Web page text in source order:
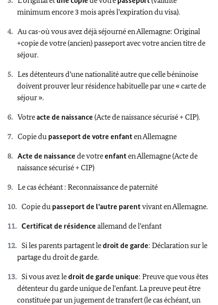
minimum encore 3 mois après l’expiration du visa).
Au cas-où vous avez déjà séjourné en Allemagne: Original
+copie de votre (ancien) passeport avec votre ancien titre de
séjour.
Les détenteurs d’une nationalité autre que celle béninoise
doivent prouver leur résidence habituelle par une « carte de
séjour ».
Votreacte de naissance (Acte de naissance sécurisé + CIP).
Copie du passeport de votre enfanten Allemagne
Acte de naissance de votreenfanten Allemagne (Acte de
naissance sécurisé + CIP)
Le cas échéant : Reconnaissance de paternité
Copie du passeport de l'autre parentvivant en Allemagne.
Certificat de résidence allemand de l’enfant
Si les parents partagent ledroit de garde: Déclaration sur le
partage du droit de garde.
Si vous avez ledroit de garde unique: Preuve que vous êtes
détenteur du garde unique de l'enfant. La preuve peut être
constituée par un jugement de transfert (le cas échéant, un